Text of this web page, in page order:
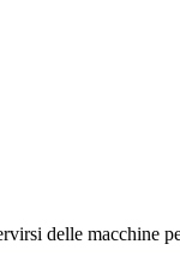
delle macchine